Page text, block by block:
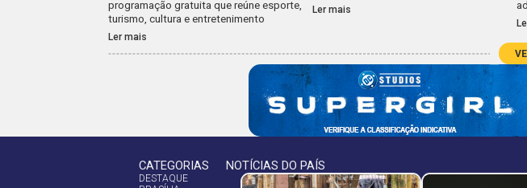
programação gratuita que reúne esporte,
turismo, cultura e entretenimento
Ler mais
Ler mais
CATEGORIAS
DESTAQUE
NOTÍCIAS DO PAÍS